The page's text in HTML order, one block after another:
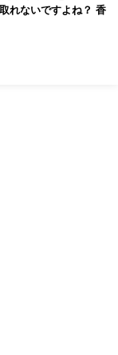
れないですよね？ 香